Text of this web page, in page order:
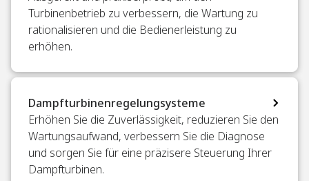
Turbinenbetrieb zu verbessern, die Wartung zu
rationalisieren und die Bedienerleistung zu
erhöhen.
Dampfturbinenregelungsysteme
Erhöhen Sie die Zuverlässigkeit, reduzieren Sie den
Wartungsaufwand, verbessern Sie die Diagnose
und sorgen Sie für eine präzisere Steuerung Ihrer
Dampfturbinen.